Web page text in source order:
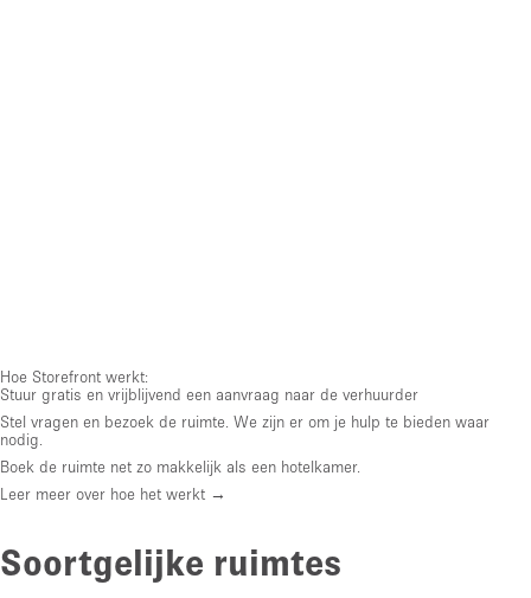
Hoe Storefront werkt:
Stuur gratis en vrijblijvend een aanvraag naar de verhuurder
Stel vragen en bezoek de ruimte. We zijn er om je hulp te bieden waar
nodig.
Boek de ruimte net zo makkelijk als een hotelkamer.
Leer meer over hoe het werkt →
Soortgelijke ruimtes